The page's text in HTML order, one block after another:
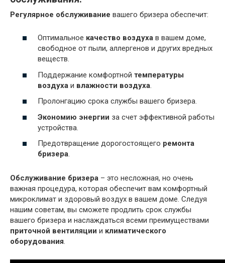
Регулярное обслуживание вашего бризера обеспечит:
Оптимальное качество воздуха в вашем доме,
свободное от пыли, аллергенов и других вредных
веществ.
Поддержание комфортной температуры
воздуха и влажности воздуха.
Пролонгацию срока службы вашего бризера.
Экономию энергии за счет эффективной работы
устройства.
Предотвращение дорогостоящего ремонта
бризера.
Обслуживание бризера – это несложная, но очень
важная процедура, которая обеспечит вам комфортный
микроклимат и здоровый воздух в вашем доме. Следуя
нашим советам, вы сможете продлить срок службы
вашего бризера и наслаждаться всеми преимуществами
приточной вентиляции и климатического
оборудования.